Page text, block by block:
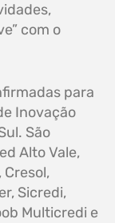
com o
para
Inovação
São
Alto Vale,
Cresol,
Sicredi,
Multicredi e